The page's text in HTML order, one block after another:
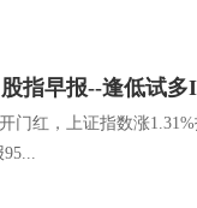
门红，上证指数涨
95...